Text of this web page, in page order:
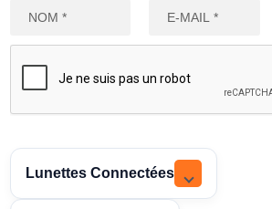
Lunettes Connectées